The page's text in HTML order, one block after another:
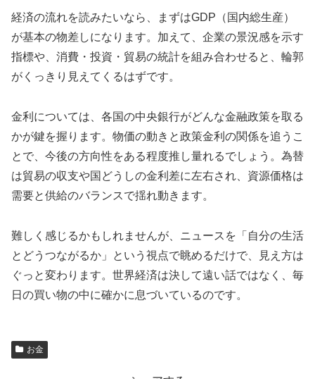
経済の流れを読みたいなら、まずはGDP（国内総生産）
が基本の物差しになります。加えて、企業の景況感を示す
指標や、消費・投資・貿易の統計を組み合わせると、輪郭
がくっきり見えてくるはずです。
金利については、各国の中央銀行がどんな金融政策を取る
かが鍵を握ります。物価の動きと政策金利の関係を追うこ
とで、今後の方向性をある程度推し量れるでしょう。為替
は貿易の収支や国どうしの金利差に左右され、資源価格は
需要と供給のバランスで揺れ動きます。
難しく感じるかもしれませんが、ニュースを「自分の生活
とどうつながるか」という視点で眺めるだけで、見え方は
ぐっと変わります。世界経済は決して遠い話ではなく、毎
日の買い物の中に確かに息づいているのです。
お金